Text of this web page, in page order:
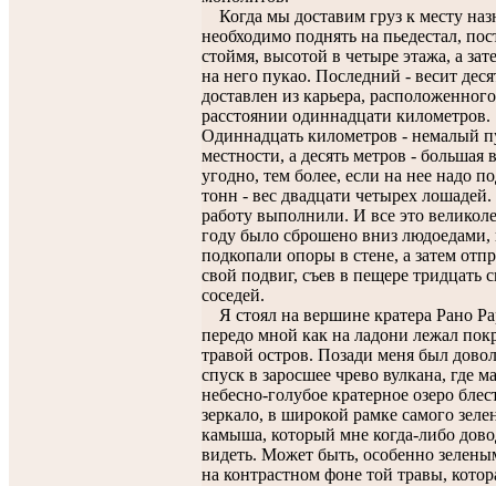
Когда мы доставим груз к месту
необходимо поднять на пьедестал,
стоймя, высотой в четыре этажа, а
на него пукао. Последний - весит
доставлен из карьера,
расстоянии одиннадцати километров.
Одиннадцать километров - немалый
местности, а десять метров - большая
угодно, тем более, если на нее надо
тонн - вес двадцати четырех
работу выполнили. И все это
году было сброшено вниз людоедами,
подкопали опоры в стене, а затем
свой подвиг, съев в пещере тридцать
соседей.
Я стоял на вершине кратера Рано
передо мной как на ладони лежал
травой остров. Позади меня был
спуск в заросшее чрево вулкана, где
небесно-голубое кратерное озеро
зеркало, в широкой рамке самого
камыша, который мне когда-либо
видеть. Может быть, особенно
на контрастном фоне той травы,